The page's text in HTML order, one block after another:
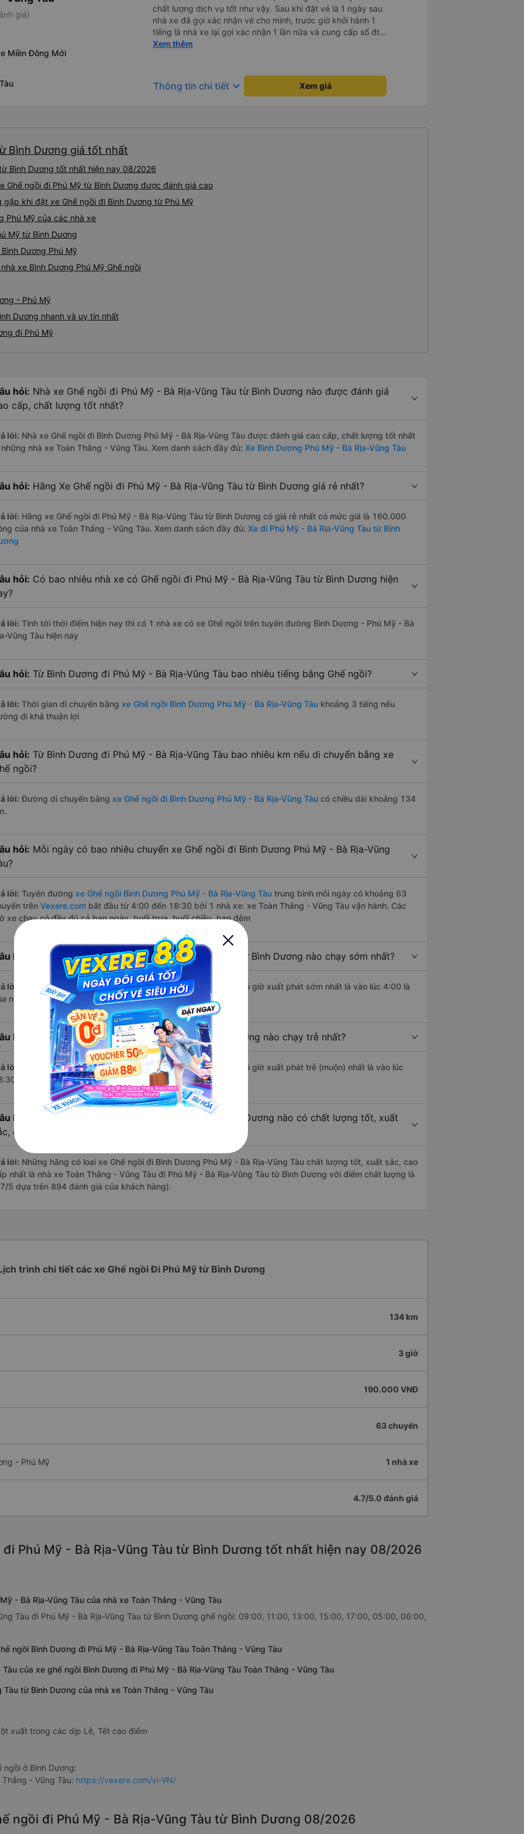
giá)
Miền Đông Mới
chất lượng dịch vụ tốt như vậy. Sau khi đặt vé là 1 ngày sau
nhà xe đã gọi xác nhận vé cho mình, trước giờ khởi hành 1
tiếng là nhà xe lại gọi xác nhận 1 lần nữa và cung cấp số đt
của bác tài và số xe. Dịch vụ tốt, xe sạch sẽ và bác tài chạy
Xem thêm
Thông tin chi tiết keyboard_arrow_down Xem giá
Bình Dương giá tốt nhất
Bình Dương tốt nhất hiện nay 08/2026
Ghế ngồi đi Phú Mỹ từ Bình Dương được đánh giá cao
khi đặt xe Ghế ngồi đi Bình Dương từ Phú Mỹ
Phú Mỹ của các nhà xe
Mỹ từ Bình Dương
Dương Phú Mỹ
xe Bình Dương Phú Mỹ Ghế ngồi
- Phú Mỹ
Dương nhanh và uy tín nhất
đi Phú Mỹ
hỏi: Nhà xe Ghế ngồi đi Phú Mỹ - Bà Rịa-Vũng Tàu từ Bình Dương nào được đánh giá
cấp, chất lượng tốt nhất?
lời: Nhà xe Ghế ngồi đi Bình Dương Phú Mỹ - Bà Rịa-Vũng Tàu được đánh giá cao cấp, chất lượng tốt nhất
những nhà xe Toàn Thắng - Vũng Tàu. Xem danh sách đầy đủ: Xe Bình Dương Phú Mỹ - Bà Rịa-Vũng Tàu
hỏi: Hãng Xe Ghế ngồi đi Phú Mỹ - Bà Rịa-Vũng Tàu từ Bình Dương giá rẻ nhất?
lời: Hãng xe Ghế ngồi đi Phú Mỹ - Bà Rịa-Vũng Tàu từ Bình Dương có giá rẻ nhất có mức giá là 160.000
của nhà xe Toàn Thắng - Vũng Tàu. Xem danh sách đầy đủ: Xe đi Phú Mỹ - Bà Rịa-Vũng Tàu từ Bình
hỏi: Có bao nhiêu nhà xe có Ghế ngồi đi Phú Mỹ - Bà Rịa-Vũng Tàu từ Bình Dương hiện
lời: Tính tới thời điểm hiện nay thì có 1 nhà xe có xe Ghế ngồi trên tuyến đường Bình Dương - Phú Mỹ - Bà
Vũng Tàu hiện nay
hỏi: Từ Bình Dương đi Phú Mỹ - Bà Rịa-Vũng Tàu bao nhiêu tiếng bằng Ghế ngồi?
lời: Thời gian di chuyển bằng xe Ghế ngồi Bình Dương Phú Mỹ - Bà Rịa-Vũng Tàu khoảng 3 tiếng nếu
đi khá thuận lợi
hỏi: Từ Bình Dương đi Phú Mỹ - Bà Rịa-Vũng Tàu bao nhiêu km nếu di chuyển bằng xe
ngồi?
lời: Đường di chuyển bằng xe Ghế ngồi đi Bình Dương Phú Mỹ - Bà Rịa-Vũng Tàu có chiều dài khoảng 134
hỏi: Mỗi ngày có bao nhiêu chuyến xe Ghế ngồi đi Bình Dương Phú Mỹ - Bà Rịa-Vũng
lời: Tuyến đường xe Ghế ngồi Bình Dương Phú Mỹ - Bà Rịa-Vũng Tàu trung bình mỗi ngày có khoảng 63
trên Vexere.com bắt đầu từ 4:00 đến 18:30 bởi 1 nhà xe: xe Toàn Thắng - Vũng Tàu vận hành. Các
xe chạy có đầy đủ cả ban ngày, buổi trưa, buổi chiều, ban đêm
hỏi: Nhà xe Ghế ngồi đi Phú Mỹ - Bà Rịa-Vũng Tàu từ Bình Dương nào chạy sớm nhất?
lời: ChuyếnGhế ngồi Bình Dương Phú Mỹ - Bà Rịa-Vũng Tàu
có giờ xuất phát sớm nhất là vào lúc 4:00 là
nhà xe Toàn Thắng - Vũng Tàu.
hỏi: Nhà xe đi Phú Mỹ - Bà Rịa-Vũng Tàu từ Bình Dương nào chạy trễ nhất?
lời: ChuyếnGhế ngồi Bình Dương Phú Mỹ - Bà Rịa-Vũng Tàu
có giờ xuất phát trễ (muộn) nhất là vào lúc
là của nhà xe Toàn Thắng - Vũng Tàu.
hỏi:
Review xe đi Phú Mỹ - Bà Rịa-Vũng Tàu từ Bình Dương nào có chất lượng tốt, xuất
cao cấp nhất?
lời: Những hãng có loại xe Ghế ngồi đi Bình Dương Phú Mỹ - Bà Rịa-Vũng Tàu chất lượng tốt, xuất sắc, cao
nhất là nhà xe Toàn Thắng - Vũng Tàu đi Phú Mỹ - Bà Rịa-Vũng Tàu từ Bình Dương với điểm chất lượng là
5 dựa trên 894 đánh giá của khách hàng).
trình chi tiết các xe Ghế ngồi Đi Phú Mỹ từ Bình Dương
134 km
3 giờ
190.000 VNĐ
63 chuyến
- Phú Mỹ 1 nhà xe
4.7/5.0 đánh giá
đi Phú Mỹ - Bà Rịa-Vũng Tàu từ Bình Dương tốt nhất hiện nay 08/2026
- Bà Rịa-Vũng Tàu của nhà xe Toàn Thắng - Vũng Tàu
Tàu đi Phú Mỹ - Bà Rịa-Vũng Tàu từ Bình Dương ghế ngồi: 09:00, 11:00, 13:00, 15:00, 17:00, 05:00, 06:00,
ngồi Bình Dương đi Phú Mỹ - Bà Rịa-Vũng Tàu Toàn Thắng - Vũng Tàu
của xe ghế ngồi Bình Dương đi Phú Mỹ - Bà Rịa-Vũng Tàu Toàn Thắng - Vũng Tàu
từ Bình Dương của nhà xe Toàn Thắng - Vũng Tàu
xuất trong các dịp Lễ, Tết cao điểm
ngồi ở Bình Dương:
- Vũng Tàu: https://vexere.com/vi-VN/
ngồi đi Phú Mỹ - Bà Rịa-Vũng Tàu từ Bình Dương 08/2026